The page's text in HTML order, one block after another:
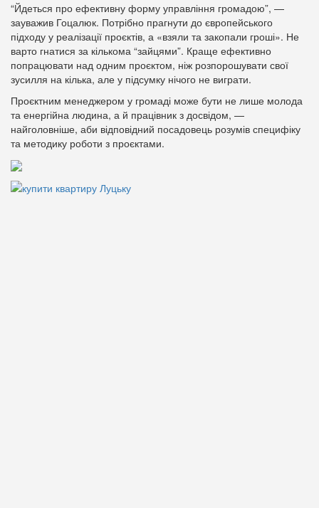
“Йдеться про ефективну форму управління громадою”, —
зауважив Гоцалюк. Потрібно прагнути до європейського
підходу у реалізації проєктів, а «взяли та закопали гроші». Не
варто гнатися за кількома “зайцями”. Краще ефективно
попрацювати над одним проєктом, ніж розпорошувати свої
зусилля на кілька, але у підсумку нічого не виграти.
Проєктним менеджером у громаді може бути не лише молода
та енергійна людина, а й працівник з досвідом, —
найголовніше, аби відповідний посадовець розумів специфіку
та методику роботи з проєктами.